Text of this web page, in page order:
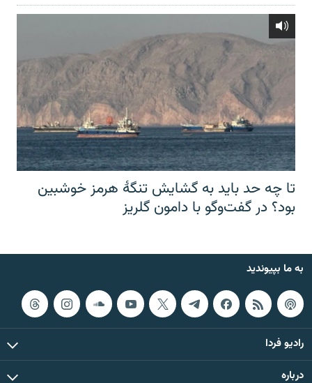
تا چه حد باید به گشایش تنگهٔ هرمز خوشبین
بود؟ در گفت‌وگو با دامون گلریز
به ما بپیوندید
رادیو فردا
درباره